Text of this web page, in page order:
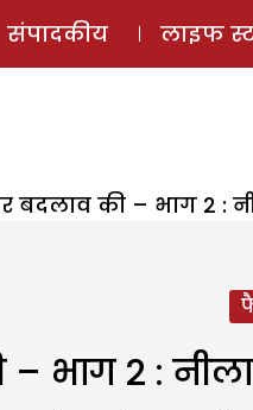
संपादकीय लाइफ
बदलाव की – भाग 2 :
– भाग 2 :